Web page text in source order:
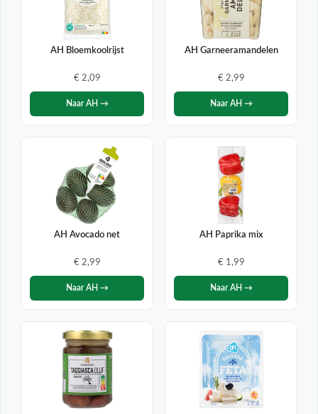
AH Bloemkoolrijst
€ 2,09
Naar AH →
AH Garneeramandelen
€ 2,99
Naar AH →
AH Avocado net
€ 2,99
Naar AH →
AH Paprika mix
€ 1,99
Naar AH →